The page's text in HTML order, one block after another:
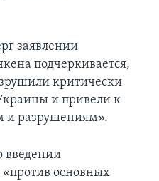
заявлении
подчеркивается,
критически
и привели к
и разрушениям».
введении
основных